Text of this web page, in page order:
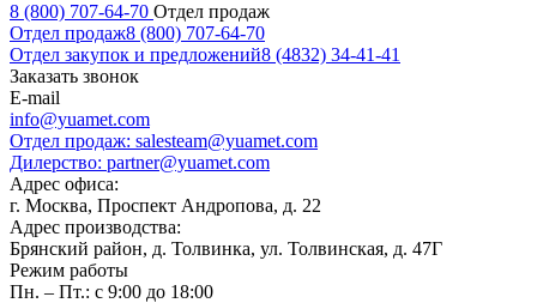
8 (800) 707-64-70 Отдел продаж
Отдел продаж8 (800) 707-64-70
Отдел закупок и предложений8 (4832) 34-41-41
Заказать звонок
E-mail
info@yuamet.com
Отдел продаж: salesteam@yuamet.com
Дилерство: partner@yuamet.com
Адрес офиса:
г. Москва, Проспект Андропова, д. 22
Адрес производства:
Брянский район, д. Толвинка, ул. Толвинская, д. 47Г
Режим работы
Пн. – Пт.: с 9:00 до 18:00